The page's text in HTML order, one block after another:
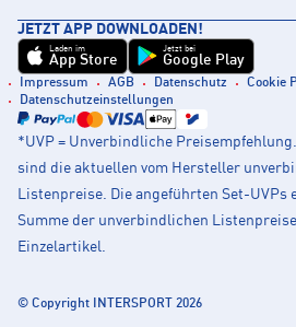
JETZT APP DOWNLOADEN!
Laden im
App Store
Jetzt bei
Google Play
Impressum AGB Datenschutz
Cookie
Datenschutzeinstellungen
*UVP = Unverbindliche
sind die aktuellen vom Hersteller
Listenpreise. Die angeführten Set-UVPs
Summe der unverbindlichen
Einzelartikel.
© Copyright INTERSPORT 2026